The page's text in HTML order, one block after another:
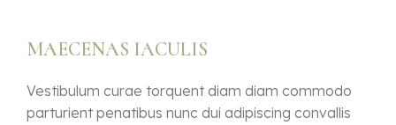
MAECENAS IACULIS
Vestibulum curae torquent diam diam commodo
parturient penatibus nunc dui adipiscing convallis